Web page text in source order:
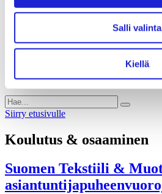
Salli valinta
Kiellä
Suomen Tekstiili & Muoti
Tilastoja Suomen Tekstiili
Alan yritykset Suomessa –
Siirry etusivulle
Koulutus & osaaminen
Suomen Tekstiili &